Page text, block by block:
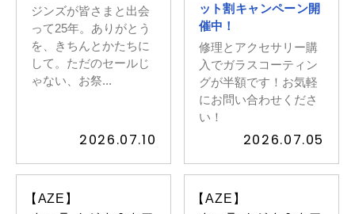
ジンズが皆さまと出会
って25年。ありがとう
を、きちんとかたちに
して。ただのセールじ
ゃない、お祭...
2026.07.10
ット割キャンペーン開
催中！
修理とアクセサリー購
入でガラスコーティン
グが半額です！お気軽
にお問い合わせくださ
い！
2026.07.05
【AZE】
【AZE】